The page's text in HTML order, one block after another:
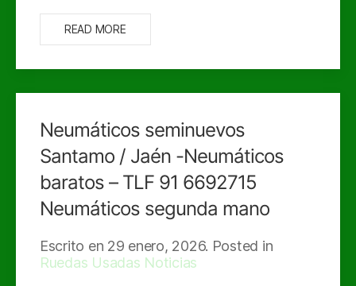
READ MORE
Neumáticos seminuevos
Santamo / Jaén -Neumáticos
baratos – TLF 91 6692715
Neumáticos segunda mano
Escrito en 29 enero, 2026. Posted in
Ruedas Usadas Noticias